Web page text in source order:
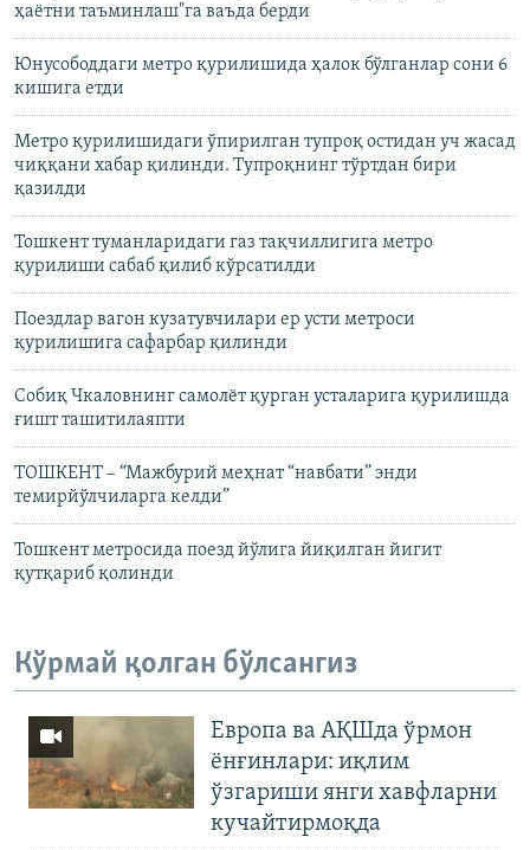
ҳаётни таъминлаш"га ваъда берди
Юнусободдаги метро қурилишида ҳалок бўлганлар сони 6
кишига етди
Метро қурилишидаги ўпирилган тупроқ остидан уч жасад
чиққани хабар қилинди. Тупроқнинг тўртдан бири
қазилди
Тошкент туманларидаги газ тақчиллигига метро
қурилиши сабаб қилиб кўрсатилди
Поездлар вагон кузатувчилари ер усти метроси
қурилишига сафарбар қилинди
Собиқ Чкаловнинг самолёт қурган усталарига қурилишда
ғишт ташитилаяпти
ТОШКЕНТ – “Мажбурий меҳнат “навбати” энди
темирйўлчиларга келди”
Тошкент метросида поезд йўлига йиқилган йигит
қутқариб қолинди
Кўрмай қолган бўлсангиз
Европа ва АҚШда ўрмон
ёнғинлари: иқлим
ўзгариши янги хавфларни
кучайтирмоқда